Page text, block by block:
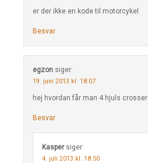
er der ikke en kode til motorcykel
Besvar
egzon siger:
19. juni 2013 kl. 18:07
hej hvordan får man 4 hjuls crosser
Besvar
Kasper siger:
4. juli 2013 kl. 18:50